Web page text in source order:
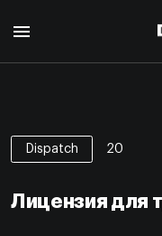
Курс диспетчера
Программа курса
О профессии
Dispatch 20
Лицензия для